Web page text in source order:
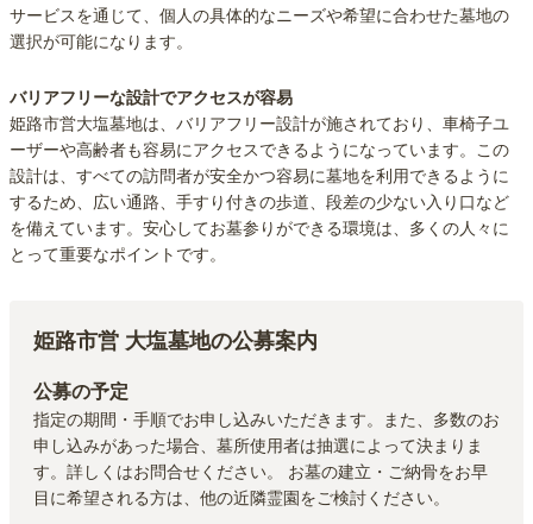
サービスを通じて、個人の具体的なニーズや希望に合わせた墓地の
選択が可能になります。
バリアフリーな設計でアクセスが容易
姫路市営大塩墓地は、バリアフリー設計が施されており、車椅子ユ
ーザーや高齢者も容易にアクセスできるようになっています。この
設計は、すべての訪問者が安全かつ容易に墓地を利用できるように
するため、広い通路、手すり付きの歩道、段差の少ない入り口など
を備えています。安心してお墓参りができる環境は、多くの人々に
とって重要なポイントです。
姫路市営 大塩墓地の公募案内
公募の予定
指定の期間・手順でお申し込みいただきます。また、多数のお
申し込みがあった場合、墓所使用者は抽選によって決まりま
す。詳しくはお問合せください。 お墓の建立・ご納骨をお早
目に希望される方は、他の近隣霊園をご検討ください。